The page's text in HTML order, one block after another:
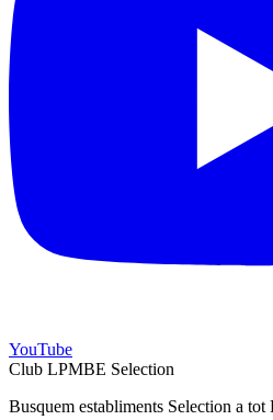
YouTube
Club LPMBE Selection
Busquem establiments Selection a tot